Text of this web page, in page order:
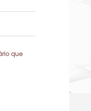
que